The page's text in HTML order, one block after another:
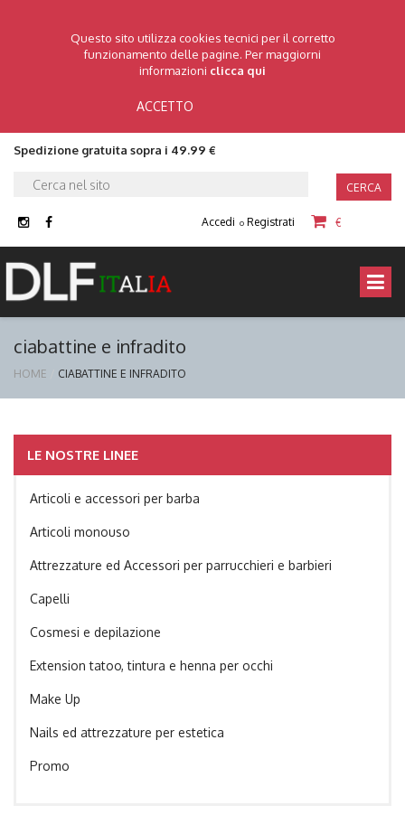
Questo sito utilizza cookies tecnici per il corretto
funzionamento delle pagine. Per maggiorni
informazioni clicca qui
ACCETTO
Spedizione gratuita sopra i 49.99 €
CERCA
Accedi o Registrati €
ciabattine e infradito
HOME CIABATTINE E INFRADITO
LE NOSTRE LINEE
Articoli e accessori per barba
Articoli monouso
Attrezzature ed Accessori per parrucchieri e barbieri
Capelli
Cosmesi e depilazione
Extension tatoo, tintura e henna per occhi
Make Up
Nails ed attrezzature per estetica
Promo